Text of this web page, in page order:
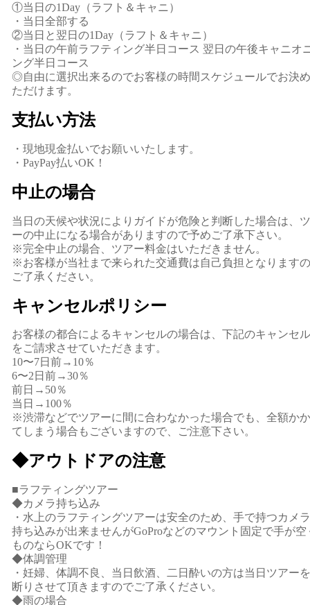
①当日の1Day（ラフト＆キャニ）
・当日全部する
②当日と翌日の1Day（ラフト＆キャニ）
・当日の午前ラフティング半日コース 翌日の午後キャニオ
ング半日コース
◎自由に選択出来るのでお客様の時間スケジュールでお決
ただけます。
支払い方法
・現地現金払いでお願いいたします。
・PayPay払いOK！
中止の場合
当日の天候や状況によりガイドが危険と判断した場合は、
ーの中止になる場合がありますので予めご了承下さい。
※完全中止の場合、ツアー料金はいただきません。
※お客様が当社まで来られた交通費は自己負担となります
ご了承ください。
キャンセルポリシー
お客様の都合によるキャンセルの場合は、下記のキャンセ
をご請求させていただきます。
10〜7日前→10％
6〜2日前→30％
前日→50％
当日→100％
※渋滞などでツアーに間に合わなかった場合でも、全額か
てしまう場合もございますので、ご注意下さい。
◆アウトドアの注意
■ラフティングツアー
◆カメラ持ち込み
・水上のラフティングツアーは安全のため、手で持つカメ
持ち込みが出来ませんがGoProなどのマウント固定で手が空
ものならOKです！
◆体調管理
・妊婦、体調不良、当日飲酒、二日酔いの方は当日ツアー
断りさせて頂きますのでご了承ください。
◆雨の場合